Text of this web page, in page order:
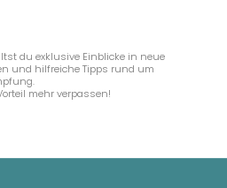
du exklusive Einblicke in neue
und hilfreiche Tipps rund um
mehr verpassen!